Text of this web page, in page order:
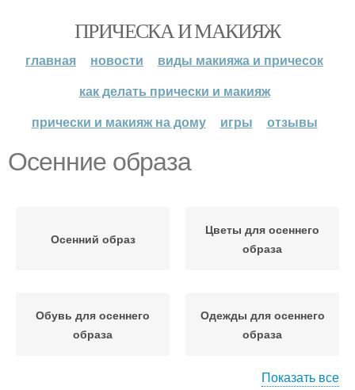
ПРИЧЕСКА И МАКИЯЖ
главная новости
виды макияжа и причесок
как делать прически и макияж
прически и макияж на дому
игры отзывы
Осенние образа
Осенний образ
Цветы для осеннего
образа
Обувь для осеннего
образа
Одежды для осеннего
образа
Показать все